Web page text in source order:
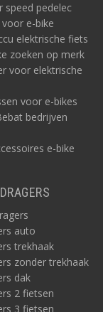
speed pedelec
e-bike
elektrische fiets
zoeken op merk
voor elektrische
voor e-bikes
bedrijven
e-bike
auto
trekhaak
zonder trekhaak
dak
2 fietsen
3 fietsen